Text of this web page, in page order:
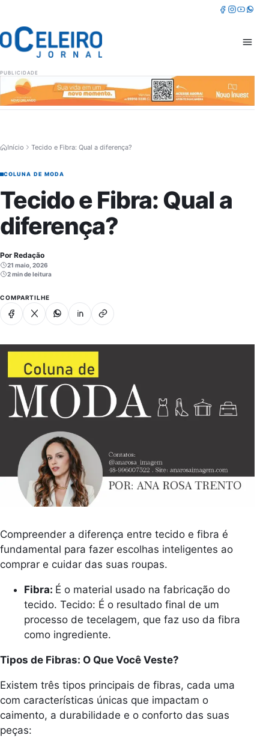
Facebook
Instagram
Youtube
PUBLICIDADE
Abrir
Início Tecido e Fibra: Qual a diferença?
COLUNA DE MODA
Tecido e Fibra: Qual a
diferença?
Por Redação
21 maio, 2026
2 min de leitura
COMPARTILHE
Facebook
X WhatsappLinkedinCopiar link
Compreender a diferença entre tecido e fibra é
fundamental para fazer escolhas inteligentes ao
comprar e cuidar das suas roupas.
Fibra: É o material usado na fabricação do
tecido. Tecido: É o resultado final de um
processo de tecelagem, que faz uso da fibra
como ingrediente.
Tipos de Fibras: O Que Você Veste?
Existem três tipos principais de fibras, cada uma
com características únicas que impactam o
caimento, a durabilidade e o conforto das suas
peças: